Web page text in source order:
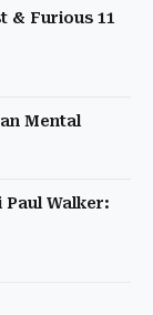
& Furious 11
Mental
Walker: